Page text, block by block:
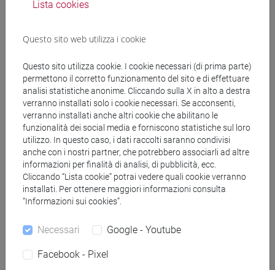
(CINESE) - AI24 - Formazione iniziale
fi 30 cfu allegato 2 /fi 60 cfu
ISTITUTI DI ISTRUZIONE DI II GRADO
(GIAPPONESE) - AJ24 - Formazione iniziale
insegnanti
fi 60 cfu/fi 30 cfu allegato 2
[FI25] LINGUE E CULTURE STRANIERE NEGLI
ISTITUTI DI ISTRUZIONE DI II GRADO
(PORTOGHESE) - AN24 - Formazione iniziale
insegnanti
fi 30 cfu allegato 2/fi 60 cfu
[FI26] LINGUA E CULTURA STRANIERA
insegnanti
fi 30 cfu allegato 2
Lista cookies
Questo sito web utilizza i cookie
Questo sito utilizza cookie. I cookie necessari (di prima parte)
permettono il corretto funzionamento del sito e di effettuare
analisi statistiche anonime. Cliccando sulla X in alto a destra
verranno installati solo i cookie necessari. Se acconsenti,
verranno installati anche altri cookie che abilitano le
funzionalità dei social media e forniscono statistiche sul loro
utilizzo. In questo caso, i dati raccolti saranno condivisi
anche con i nostri partner, che potrebbero associarli ad altre
informazioni per finalità di analisi, di pubblicità, ecc.
Cliccando “Lista cookie” potrai vedere quali cookie verranno
installati. Per ottenere maggiori informazioni consulta
“Informazioni sui cookies”.
Necessari Google - Youtube
Facebook - Pixel